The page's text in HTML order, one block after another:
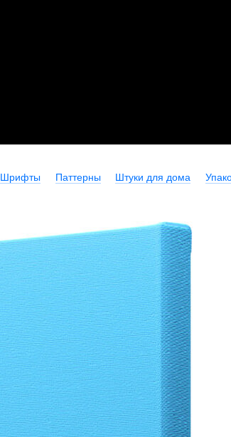
Шрифты Паттерны Штуки для дома